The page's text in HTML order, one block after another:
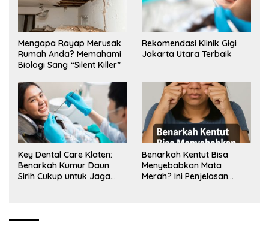
Mengapa Rayap Merusak
Rumah Anda? Memahami
Biologi Sang “Silent Killer”
Rekomendasi Klinik Gigi
Jakarta Utara Terbaik
Key Dental Care Klaten:
Benarkah Kumur Daun
Sirih Cukup untuk Jaga
Benarkah Kentut Bisa
Menyebabkan Mata
Merah? Ini Penjelasan